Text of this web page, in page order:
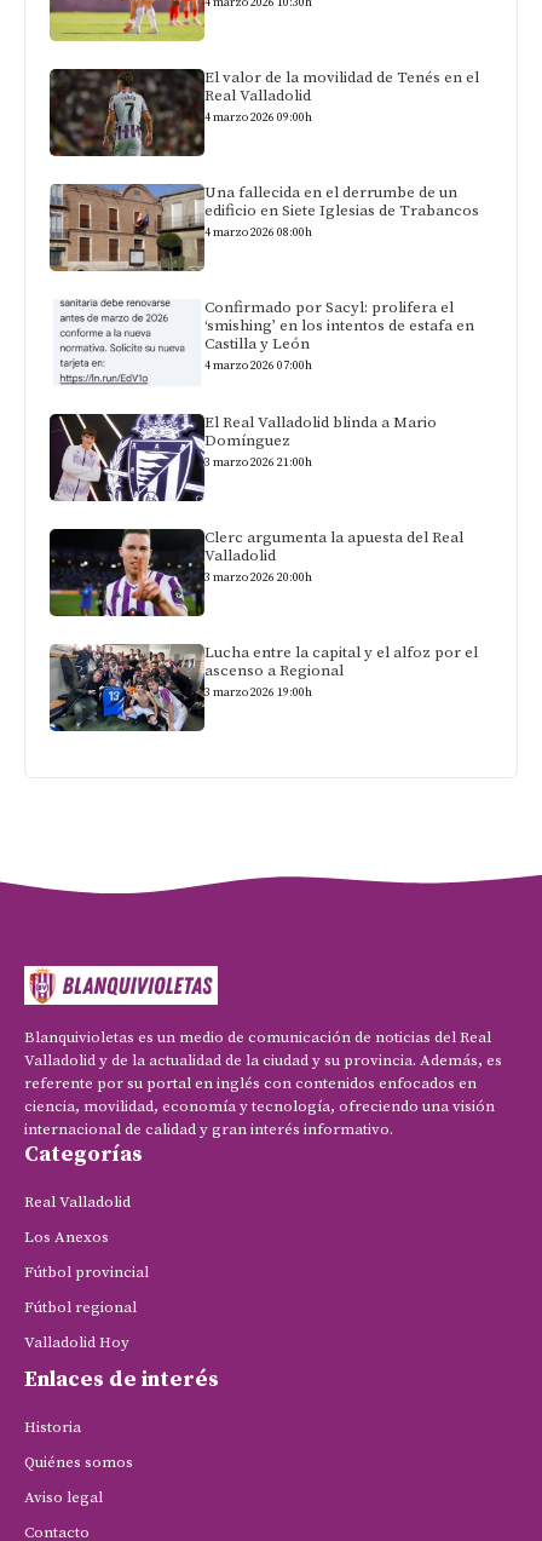
El valor de la movilidad de Tenés en el
Real Valladolid
4 marzo 2026 09:00h
Una fallecida en el derrumbe de un
edificio en Siete Iglesias de Trabancos
4 marzo 2026 08:00h
Confirmado por Sacyl: prolifera el
‘smishing’ en los intentos de estafa en
Castilla y León
4 marzo 2026 07:00h
El Real Valladolid blinda a Mario
Domínguez
3 marzo 2026 21:00h
Clerc argumenta la apuesta del Real
Valladolid
3 marzo 2026 20:00h
Lucha entre la capital y el alfoz por el
ascenso a Regional
3 marzo 2026 19:00h
Blanquivioletas es un medio de comunicación de noticias del Real
Valladolid y de la actualidad de la ciudad y su provincia. Además, es
referente por su portal en inglés con contenidos enfocados en
ciencia, movilidad, economía y tecnología, ofreciendo una visión
internacional de calidad y gran interés informativo.
Categorías
Real Valladolid
Los Anexos
Fútbol provincial
Fútbol regional
Valladolid Hoy
Enlaces de interés
Historia
Quiénes somos
Aviso legal
Contacto